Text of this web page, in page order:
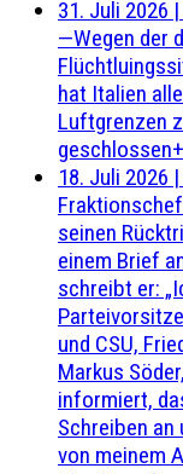
31. Juli 2026 |
—Wegen der
hat Italien
Luftgrenzen
18. Juli 2026 |
seinen
einem Brief
schreibt er:
und CSU,
Markus
informiert,
Schreiben an
von meinem